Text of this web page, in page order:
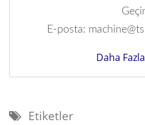
E-posta:
Daha
Etiketler